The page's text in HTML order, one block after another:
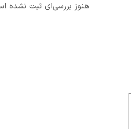
هنوز بررسی‌ای ثبت نشده